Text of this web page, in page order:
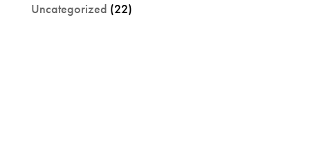
Uncategorized (22)